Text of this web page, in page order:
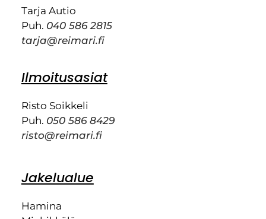
Tarja Autio
Puh. 040 586 2815
tarja@reimari.fi
Ilmoitusasiat
Risto Soikkeli
Puh. 050 586 8429
risto@reimari.fi
Jakelualue
Hamina